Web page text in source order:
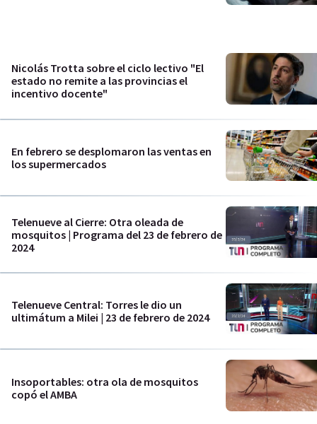
Nicolás Trotta sobre el ciclo lectivo "El
estado no remite a las provincias el
incentivo docente"
En febrero se desplomaron las ventas en
los supermercados
Telenueve al Cierre: Otra oleada de
mosquitos | Programa del 23 de febrero de
2024
Telenueve Central: Torres le dio un
ultimátum a Milei | 23 de febrero de 2024
Insoportables: otra ola de mosquitos
copó el AMBA